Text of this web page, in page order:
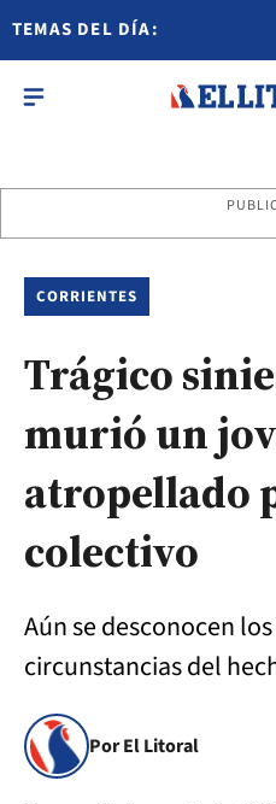
TEMAS DEL DÍA:
CORRIENTES
Trágico
murió un
atropellado
colectivo
Aún se desconocen
circunstancias del
Por El Litoral